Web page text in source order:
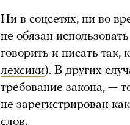
Ни в соцсетях, ни во
не обязан
говорить и писать так,
лексики). В других
требование закона, —
не зарегистрирован
слов.